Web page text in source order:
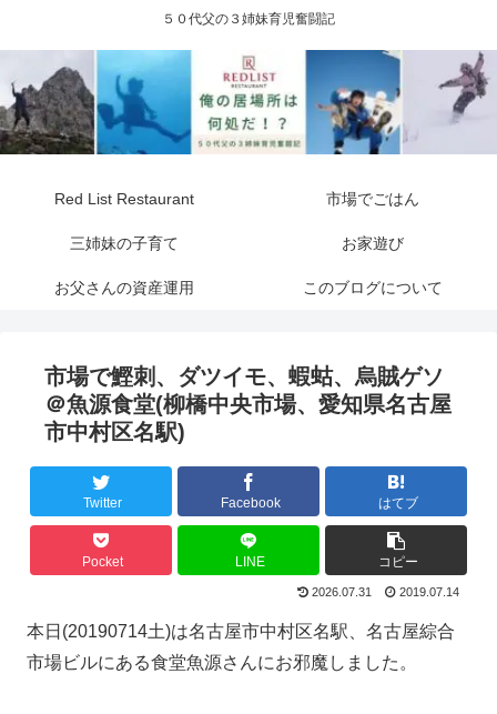
５０代父の３姉妹育児奮闘記
Red List Restaurant 市場でごはん
三姉妹の子育て お家遊び
お父さんの資産運用 このブログについて
市場で鰹刺、ダツイモ、蝦蛄、烏賊ゲソ
＠魚源食堂(柳橋中央市場、愛知県名古屋
市中村区名駅)
Twitter Facebook はてブ
Pocket LINE コピー
2026.07.31 2019.07.14
本日(20190714土)は名古屋市中村区名駅、名古屋綜合
市場ビルにある食堂魚源さんにお邪魔しました。